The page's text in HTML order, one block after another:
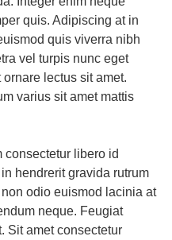
quis. Adipiscing at in
quis viverra nibh
vel turpis nunc eget
lectus sit amet.
varius sit amet mattis
consectetur libero id
hendrerit gravida rutrum
odio euismod lacinia at
neque. Feugiat
Sit amet consectetur